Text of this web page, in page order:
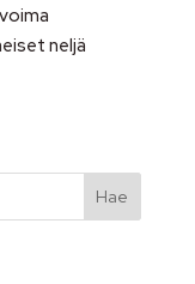
neljä